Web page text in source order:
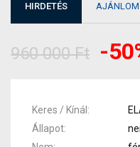
HIRDETÉS AJÁNLOM
960 000 Ft -
Keres / Kínál
Állapot